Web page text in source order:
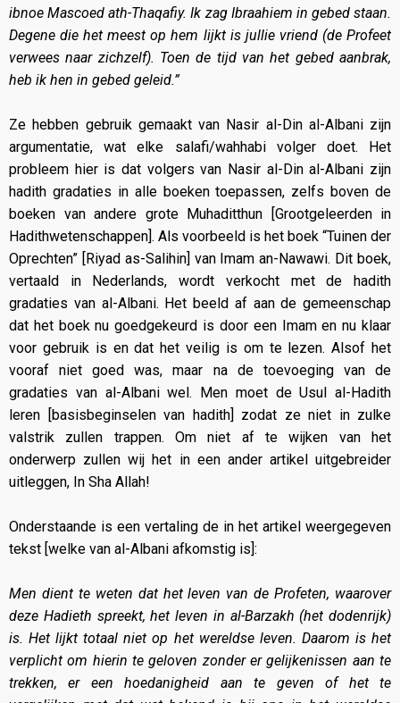
ibnoe Mascoed ath-Thaqafiy. Ik zag Ibraahiem in gebed staan.
Degene die het meest op hem lijkt is jullie vriend (de Profeet
verwees naar zichzelf). Toen de tijd van het gebed aanbrak,
heb ik hen in gebed geleid.”
Ze hebben gebruik gemaakt van Nasir al-Din al-Albani zijn
argumentatie, wat elke salafi/wahhabi volger doet. Het
probleem hier is dat volgers van Nasir al-Din al-Albani zijn
hadith gradaties in alle boeken toepassen, zelfs boven de
boeken van andere grote Muhaditthun [Grootgeleerden in
Hadithwetenschappen]. Als voorbeeld is het boek “Tuinen der
Oprechten” [Riyad as-Salihin] van Imam an-Nawawi. Dit boek,
vertaald in Nederlands, wordt verkocht met de hadith
gradaties van al-Albani. Het beeld af aan de gemeenschap
dat het boek nu goedgekeurd is door een Imam en nu klaar
voor gebruik is en dat het veilig is om te lezen. Alsof het
vooraf niet goed was, maar na de toevoeging van de
gradaties van al-Albani wel. Men moet de Usul al-Hadith
leren [basisbeginselen van hadith] zodat ze niet in zulke
valstrik zullen trappen. Om niet af te wijken van het
onderwerp zullen wij het in een ander artikel uitgebreider
uitleggen, In Sha Allah!
Onderstaande is een vertaling de in het artikel weergegeven
tekst [welke van al-Albani afkomstig is]:
Men dient te weten dat het leven van de Profeten, waarover
deze Hadieth spreekt, het leven in al-Barzakh (het dodenrijk)
is. Het lijkt totaal niet op het wereldse leven. Daarom is het
verplicht om hierin te geloven zonder er gelijkenissen aan te
trekken, er een hoedanigheid aan te geven of het te